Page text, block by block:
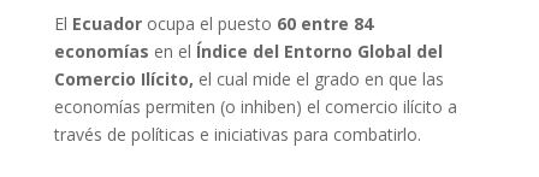
El Ecuadorocupa el puesto 60 entre 84
economías en el Índice del Entorno Global del
Comercio Ilícito, el cual mide el grado en que las
economías permiten (o inhiben) el comercio ilícito a
través de políticas e iniciativas para combatirlo.